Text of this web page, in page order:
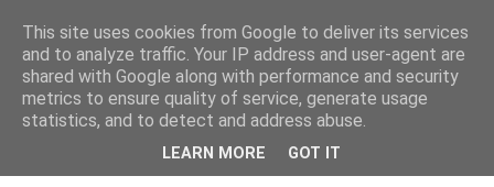
Mit frischen Themen aus der Region immer auf dem
This site uses cookies from Google to deliver its services
and to analyze traffic. Your IP address and user-agent are
shared with Google along with performance and security
metrics to ensure quality of service, generate usage
statistics, and to detect and address abuse.
LEARN MORE GOT IT